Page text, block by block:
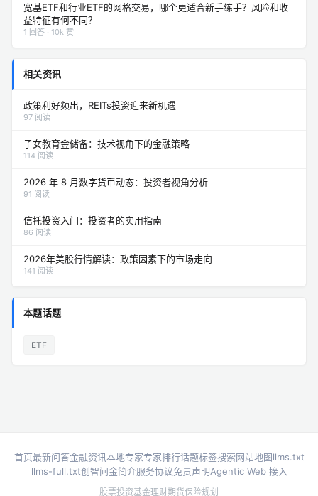
宽基ETF和行业ETF的网格交易，哪个更适合新手练手？风险和收
益特征有何不同？
1 回答 · 10k 赞
相关资讯
政策利好频出，REITs投资迎来新机遇
97 阅读
子女教育金储备：技术视角下的金融策略
114 阅读
2026 年 8 月数字货币动态：投资者视角分析
91 阅读
信托投资入门：投资者的实用指南
86 阅读
2026年美股行情解读：政策因素下的市场走向
141 阅读
本题话题
ETF
首页最新问答金融资讯本地专家专家排行话题标签搜索网站地图llms.txt
llms-full.txt创智问金简介服务协议免责声明Agentic Web 接入
股票投资基金理财期货保险规划